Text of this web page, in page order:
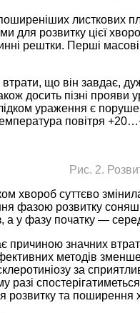
листкових
для розвитку цієї
рештки. Перші
що він завдає,
досить пізні прояви
ураження є
повітря
Рис. 2.
хвороб суттєво
фазою розвитку
а у фазу початку —
причиною значних
методів
за
разі
та поширення